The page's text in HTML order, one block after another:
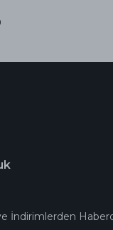
İndirimlerden